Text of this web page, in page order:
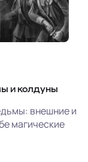
и колдуны
внешние и
магические